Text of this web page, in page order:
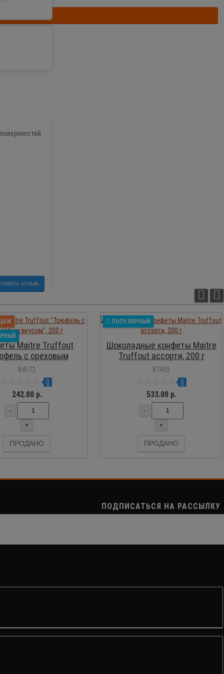
отзыв
ПРОСМОТР ПРОСМОТР
Maitre Truffout
с ореховым
вкусом", 200 г
84572
0
242.00 р.
-
+
ПРОДАНО
ПОПУЛЯРНЫЙ
Шоколадные конфеты Maitre
Truffout ассорти, 200 г
87455
0
533.00 р.
-
+
ПРОДАНО
ПОДПИСАТЬСЯ НА РАССЫЛКУ